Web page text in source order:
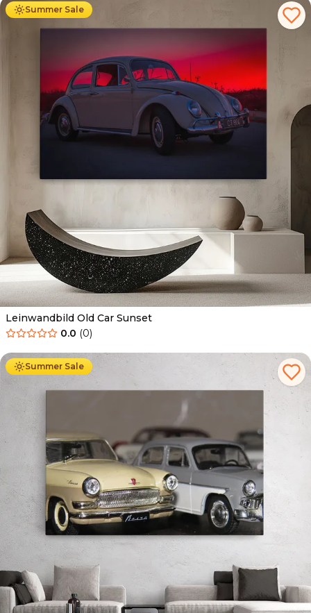
Summer Sale
Leinwandbild Old Car Sunset
0.0 (0)
Summer Sale
Ab 39.90 € 34.90